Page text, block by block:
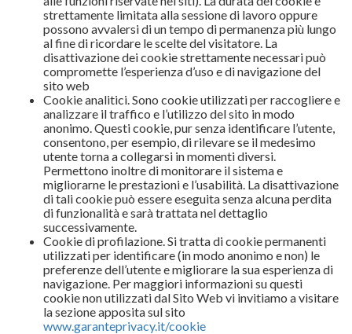
strettamente limitata alla sessione di lavoro oppure
possono avvalersi di un tempo di permanenza più lungo
al fine di ricordare le scelte del visitatore. La
disattivazione dei cookie strettamente necessari può
compromette l’esperienza d’uso e di navigazione del
sito web
Cookie analitici. Sono cookie utilizzati per raccogliere e
analizzare il traffico e l’utilizzo del sito in modo
anonimo. Questi cookie, pur senza identificare l’utente,
consentono, per esempio, di rilevare se il medesimo
utente torna a collegarsi in momenti diversi.
Permettono inoltre di monitorare il sistema e
migliorarne le prestazioni e l’usabilità. La disattivazione
di tali cookie può essere eseguita senza alcuna perdita
di funzionalità e sarà trattata nel dettaglio
successivamente.
Cookie di profilazione. Si tratta di cookie permanenti
utilizzati per identificare (in modo anonimo e non) le
preferenze dell’utente e migliorare la sua esperienza di
navigazione. Per maggiori informazioni su questi
cookie non utilizzati dal Sito Web vi invitiamo a visitare
la sezione apposita sul sito
www.garanteprivacy.it/cookie